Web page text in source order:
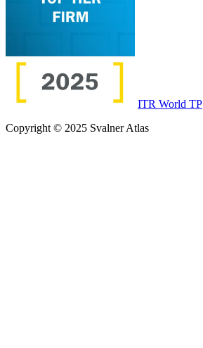
ITR World TP
Copyright © 2025 Svalner Atlas